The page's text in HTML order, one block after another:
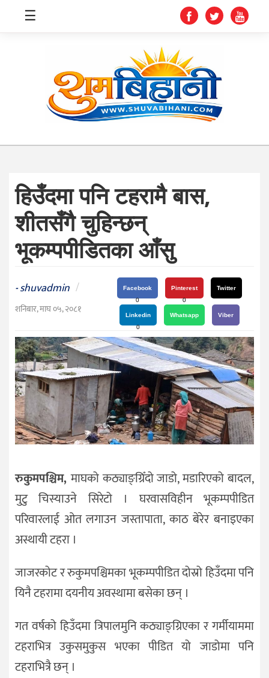
स्वास्थ्य
शिक्षा
संघीय
प्रविधि
जीवनशैली
दर्शन
/
संस्कृति
विचार
देश
राजनीति
☰
हिउँदमा पनि टहरामै बास,
शीतसँगै चुहिन्छन्
भूकम्पपीडितका आँसु
-shuvadmin /
शनिबार, माघ ०५, २०८१
Facebook
0
Pinterest
0
Twitter
Linkedin
0
Whatsapp Viber
रुकुमपश्चिम,माघको कठ्याङ्ग्रिँदो जाडो, मडारिएको बादल,
मुटु चिस्याउने सिरेटो । घरवासविहीन भूकम्पपीडित
परिवारलाई ओत लगाउन जस्तापाता, काठ बेरेर बनाइएका
अस्थायी टहरा ।
जाजरकोट र रुकुमपश्चिमका भूकम्पपीडित दोस्रो हिउँदमा पनि
यिनै टहरामा दयनीय अवस्थामा बसेका छन् ।
गत वर्षको हिउँदमा त्रिपालमुनि कठ्याङ्ग्रिएका र गर्मीयाममा
टहराभित्र उकुसमुकुस भएका पीडित यो जाडोमा पनि
टहराभित्रै छन् ।